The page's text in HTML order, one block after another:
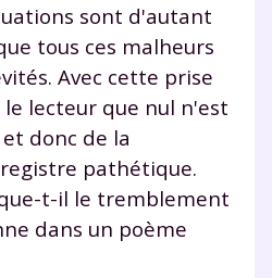
sont d'autant
tous ces malheurs
Avec cette prise
lecteur que nul n'est
donc de la
pathétique.
t-il le tremblement
dans un poème